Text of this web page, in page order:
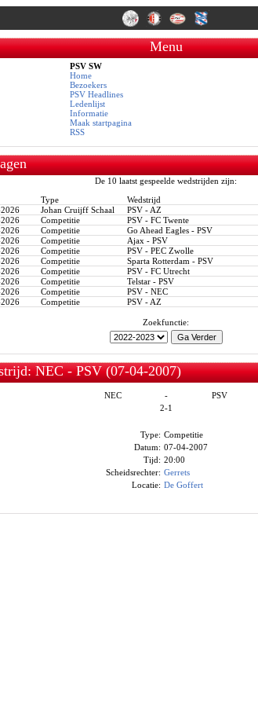
Menu
PSV SW
Home
Bezoekers
PSV Headlines
Ledenlijst
Informatie
Maak startpagina
RSS
De 10 laatst gespeelde wedstrijden zijn:
Type
Wedstrijd
Johan Cruijff Schaal PSV - AZ
Competitie PSV - FC Twente
Competitie Go Ahead Eagles - PSV
Competitie Ajax - PSV
Competitie PSV - PEC Zwolle
Competitie Sparta Rotterdam - PSV
Competitie PSV - FC Utrecht
Competitie Telstar - PSV
Competitie PSV - NEC
Competitie PSV - AZ
Zoekfunctie:
NEC - PSV (07-04-2007)
NEC -
PSV
2-1
Type: Competitie
Datum: 07-04-2007
Tijd: 20:00
Scheidsrechter: Gerrets
Locatie: De Goffert